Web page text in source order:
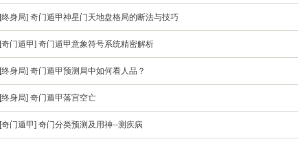
[终身局] 奇门遁甲神星门天地盘格局的断法与技巧
[奇门遁甲] 奇门遁甲意象符号系统精密解析
[终身局] 奇门遁甲预测局中如何看人品？
[终身局] 奇门遁甲落宫空亡
[奇门遁甲] 奇门分类预测及用神--测疾病